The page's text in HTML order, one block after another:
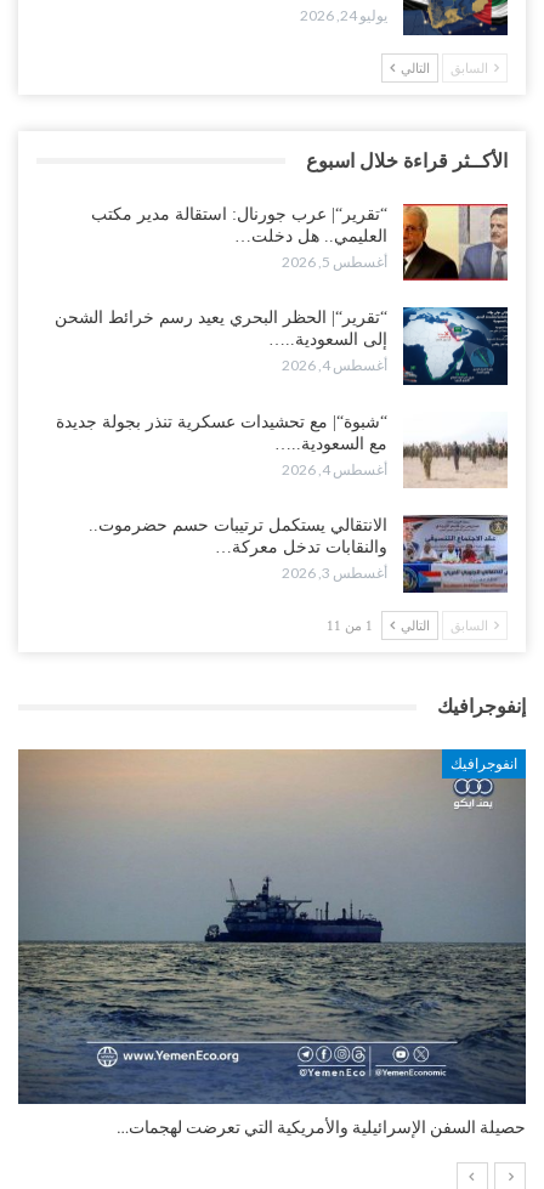
يوليو 24, 2026
السابق التالي
الأكــثر قراءة خلال اسبوع
“تقرير“| عرب جورنال: استقالة مدير مكتب
العليمي.. هل دخلت…
أغسطس 5, 2026
“تقرير“| الحظر البحري يعيد رسم خرائط الشحن
إلى السعودية..…
أغسطس 4, 2026
“شبوة“| مع تحشيدات عسكرية تنذر بجولة جديدة
مع السعودية..…
أغسطس 4, 2026
الانتقالي يستكمل ترتيبات حسم حضرموت..
والنقابات تدخل معركة…
أغسطس 3, 2026
السابق التالي 1 من 11
إنفوجرافيك
انفوجرافيك
التضخم السنوي لمنطقة اليورو.. “إنفوجرافيك“..!